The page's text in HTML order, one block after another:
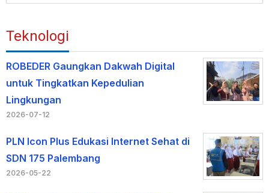
Teknologi
ROBEDER Gaungkan Dakwah Digital
untuk Tingkatkan Kepedulian
Lingkungan
2026-07-12
PLN Icon Plus Edukasi Internet Sehat di
SDN 175 Palembang
2026-05-22